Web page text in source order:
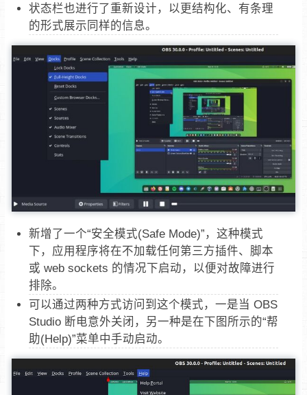
状态栏也进行了重新设计，以更结构化、有条理
的形式展示同样的信息。
新增了一个“安全模式(Safe Mode)”，这种模式
下，应用程序将在不加载任何第三方插件、脚本
或 web sockets 的情况下启动，以便对故障进行
排除。
可以通过两种方式访问到这个模式，一是当 OBS
Studio 断电意外关闭，另一种是在下图所示的“帮
助(Help)”菜单中手动启动。